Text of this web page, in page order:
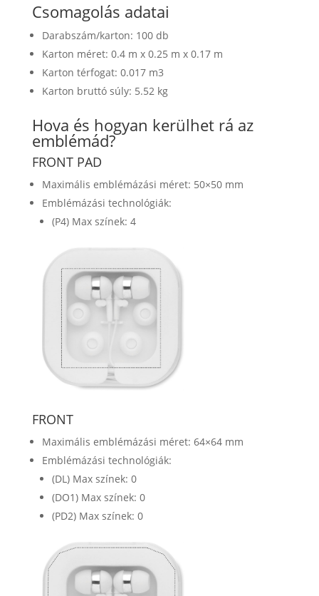
Csomagolás adatai
Darabszám/karton: 100 db
Karton méret: 0.4 m x 0.25 m x 0.17 m
Karton térfogat: 0.017 m3
Karton bruttó súly: 5.52 kg
Hova és hogyan kerülhet rá az
emblémád?
FRONT PAD
Maximális emblémázási méret: 50×50 mm
Emblémázási technológiák:
(P4) Max színek: 4
FRONT
Maximális emblémázási méret: 64×64 mm
Emblémázási technológiák:
(DL) Max színek: 0
(DO1) Max színek: 0
(PD2) Max színek: 0